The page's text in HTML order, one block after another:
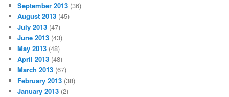
September 2013 (36)
August 2013 (45)
July 2013 (47)
June 2013 (43)
May 2013 (48)
April 2013 (48)
March 2013 (67)
February 2013 (38)
January 2013 (2)